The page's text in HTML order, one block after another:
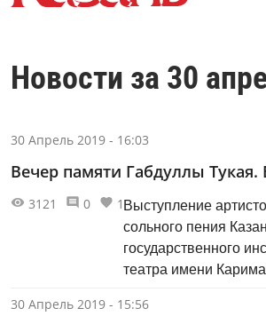
Новости за 30
30 Апрель 2019 - 16:03
Вечер памяти Габдуллы Тукая.
Выступление
сольного пения
государственного
театра имени
3121 0 1
30 Апрель 2019 - 15:56